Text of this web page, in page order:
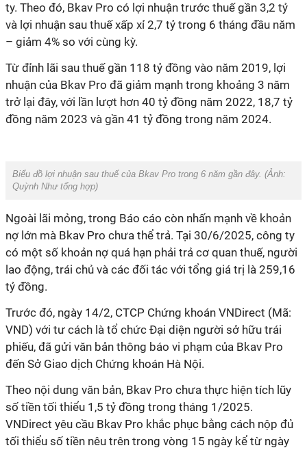
ty. Theo đó, Bkav Pro có lợi nhuận trước thuế gần 3,2 tỷ
và lợi nhuận sau thuế xấp xỉ 2,7 tỷ trong 6 tháng đầu năm
– giảm 4% so với cùng kỳ.
Từ đỉnh lãi sau thuế gần 118 tỷ đồng vào năm 2019, lợi
nhuận của Bkav Pro đã giảm mạnh trong khoảng 3 năm
trở lại đây, với lần lượt hơn 40 tỷ đồng năm 2022, 18,7 tỷ
đồng năm 2023 và gần 41 tỷ đồng trong năm 2024.
Biểu đồ lợi nhuận sau thuế của Bkav Pro trong 6 năm gần đây. (Ảnh:
Quỳnh Như tổng hợp)
Ngoài lãi mỏng, trong Báo cáo còn nhấn mạnh về khoản
nợ lớn mà Bkav Pro chưa thể trả. Tại 30/6/2025, công ty
có một số khoản nợ quá hạn phải trả cơ quan thuế, người
lao động, trái chủ và các đối tác với tổng giá trị là 259,16
tỷ đồng.
Trước đó, ngày 14/2, CTCP Chứng khoán VNDirect (Mã:
VND) với tư cách là tổ chức Đại diện người sở hữu trái
phiếu, đã gửi văn bản thông báo vi phạm của Bkav Pro
đến Sở Giao dịch Chứng khoán Hà Nội.
Theo nội dung văn bản, Bkav Pro chưa thực hiện tích lũy
số tiền tối thiểu 1,5 tỷ đồng trong tháng 1/2025.
VNDirect yêu cầu Bkav Pro khắc phục bằng cách nộp đủ
tối thiểu số tiền nêu trên trong vòng 15 ngày kể từ ngày